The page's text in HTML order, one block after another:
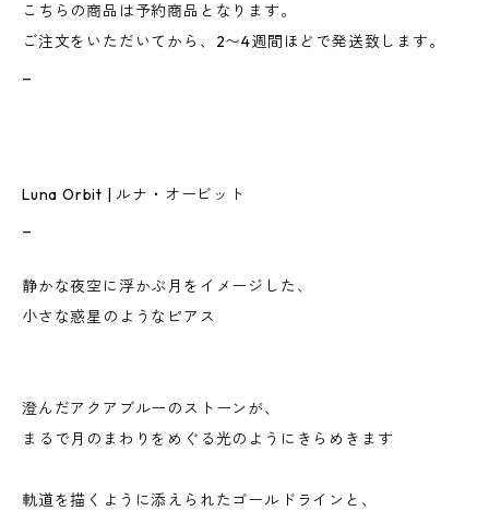
こちらの商品は予約商品となります。
ご注文をいただいてから、2〜4週間ほどで発送致します。
Luna Orbit | ルナ・オービット
静かな夜空に浮かぶ月をイメージした、
小さな惑星のようなピアス
澄んだアクアブルーのストーンが、
まるで月のまわりをめぐる光のようにきらめきます
軌道を描くように添えられたゴールドラインと、